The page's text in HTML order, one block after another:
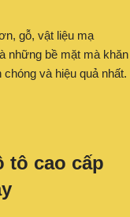
gỗ, vật liệu mạ
những bề mặt mà khăn
và hiệu quả nhất.
tô cao cấp